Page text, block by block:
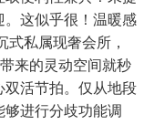
。这似乎很！温暖感
式私属现奢会所，
来的灵动空间就秒
双活节拍。仅从地段
进行分歧功能调